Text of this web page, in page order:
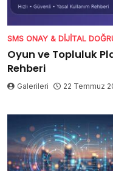
SMS ONAY & DIJITAL
Oyun ve Topluluk
Rehberi
Galerileri 22 Temmuz